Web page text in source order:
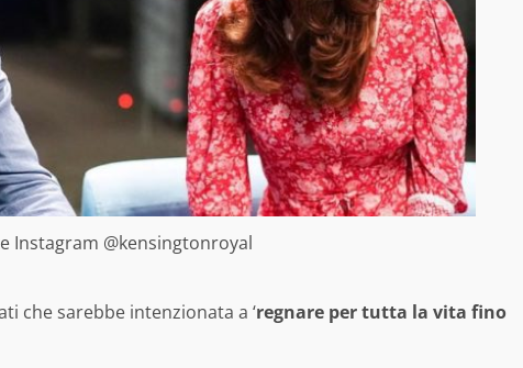
Instagram @kensingtonroyal
che sarebbe intenzionata a ‘regnare per tutta la vita fino